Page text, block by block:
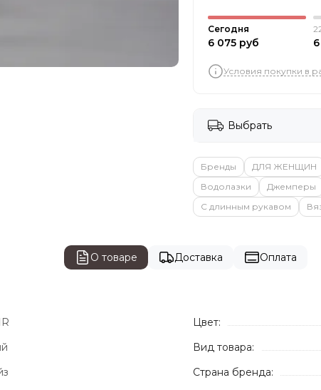
Сегодня
6 075 руб
Условия покупки в
Выбрать
Бренды ДЛЯ ЖЕНЩИН
Водолазки
Джемперы
С длинным рукавом
О товаре Доставка Оплата
Цвет:
Вид товара:
Страна бренда: